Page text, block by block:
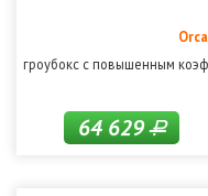
гроубокс с повышенным
64 629Р